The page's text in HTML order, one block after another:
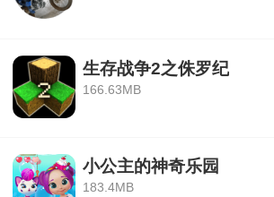
生存战争2之侏罗纪
166.63MB
小公主的神奇乐园
183.4MB